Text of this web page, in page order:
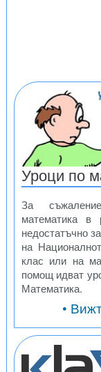
Уроци по
За
математика в
недостатъчно
на
клас или на
помощ идват
Математика.
•